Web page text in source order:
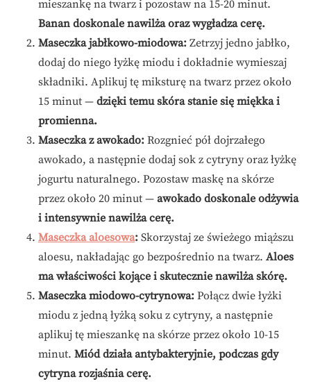
mieszankę na twarz i pozostaw na 15-20 minut.
Banan doskonale nawilża oraz wygładza cerę.
Maseczka jabłkowo-miodowa: Zetrzyj jedno jabłko,
dodaj do niego łyżkę miodu i dokładnie wymieszaj
składniki. Aplikuj tę miksturę na twarz przez około
15 minut — dzięki temu skóra stanie się miękka i
promienna.
Maseczka z awokado: Rozgnieć pół dojrzałego
awokado, a następnie dodaj sok z cytryny oraz łyżkę
jogurtu naturalnego. Pozostaw maskę na skórze
przez około 20 minut — awokado doskonale odżywia
i intensywnie nawilża cerę.
Maseczka aloesowa: Skorzystaj ze świeżego miąższu
aloesu, nakładając go bezpośrednio na twarz. Aloes
ma właściwości kojące i skutecznie nawilża skórę.
Maseczka miodowo-cytrynowa: Połącz dwie łyżki
miodu z jedną łyżką soku z cytryny, a następnie
aplikuj tę mieszankę na skórze przez około 10-15
minut. Miód działa antybakteryjnie, podczas gdy
cytryna rozjaśnia cerę.